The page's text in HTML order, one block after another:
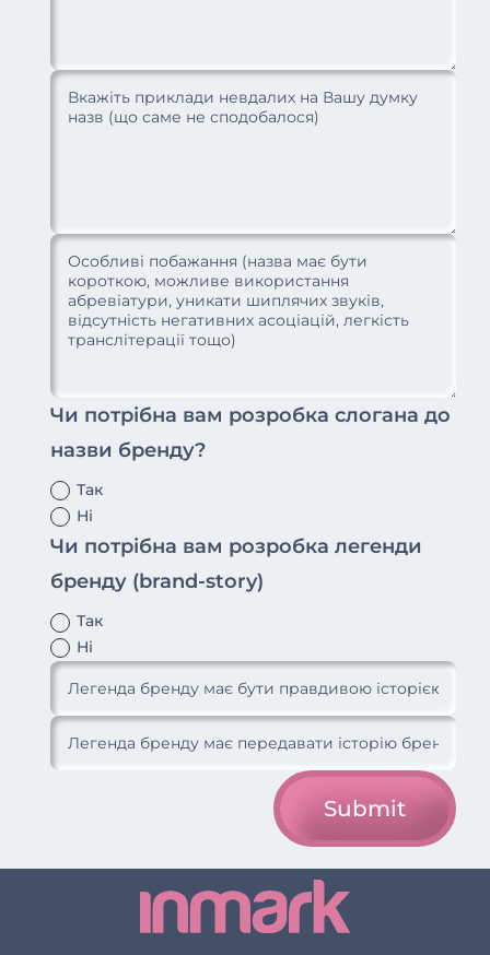
Чи потрібна вам розробка слогана до
назви бренду?
Так
Ні
Чи потрібна вам розробка легенди
бренду (brand-story)
Так
Ні
Submit